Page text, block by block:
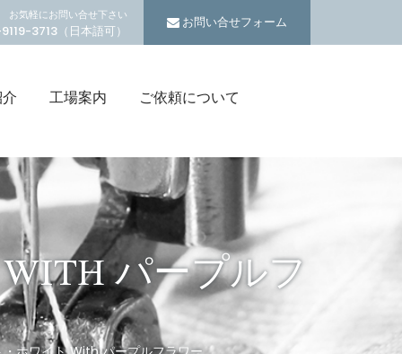
お気軽にお問い合せ下さい
3713（日本語可）
お問い合せフォーム
工場案内 ご依頼について
パープルフ